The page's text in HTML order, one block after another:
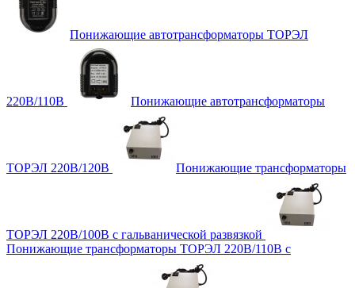
Понижающие автотрансформаторы ТОРЭЛ
220В/110В Понижающие автотрансформаторы
ТОРЭЛ 220В/120В Понижающие трансформаторы
ТОРЭЛ 220В/100В с гальванической развязкой
Понижающие трансформаторы ТОРЭЛ 220В/110В с